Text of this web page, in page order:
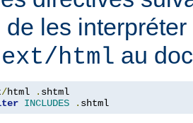
les
html au
/html .
INCLUDES . shtml